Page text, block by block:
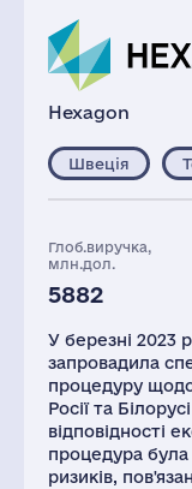
Hexagon
Швеція
Глоб.виручка,
млн.дол.
5882
У березні 2023
запровадила
процедуру
Росії та
відповідності
процедура
ризиків,